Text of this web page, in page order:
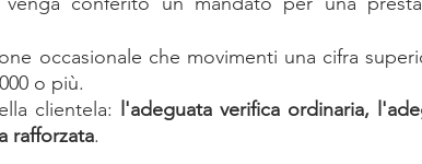
occasionale che movimenti una cifra
o più.
clientela: l'adeguata verifica ordinaria,
rafforzata.